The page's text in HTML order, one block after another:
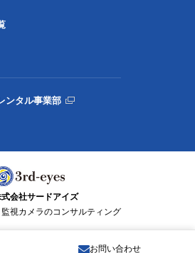
お問い合わせ
ンタル事業部
会社サードアイズ
視カメラのコンサルティング
Ltd. All Rights Reserved.